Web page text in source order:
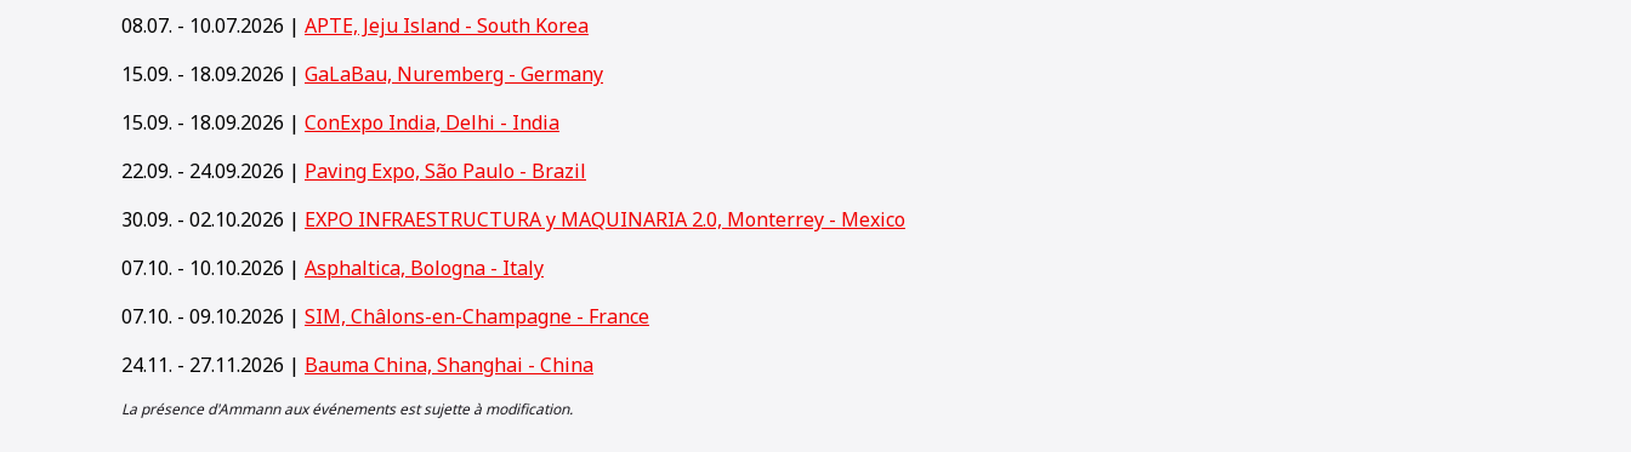
08.07. - 10.07.2026 | APTE, Jeju Island - South Korea
15.09. - 18.09.2026 | GaLaBau, Nuremberg - Germany
15.09. - 18.09.2026 | ConExpo India, Delhi - India
22.09. - 24.09.2026 | Paving Expo, São Paulo - Brazil
30.09. - 02.10.2026 | EXPO INFRAESTRUCTURA y MAQUINARIA 2.0, Monterrey - Mexico
07.10. - 10.10.2026 | Asphaltica, Bologna - Italy
07.10. - 09.10.2026 | SIM, Châlons-en-Champagne - France
24.11. - 27.11.2026 | Bauma China, Shanghai - China
La présence d'Ammann aux événements est sujette à modification.